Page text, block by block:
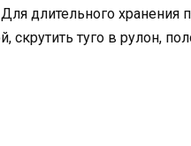
длительного хранения
скрутить туго в рулон,